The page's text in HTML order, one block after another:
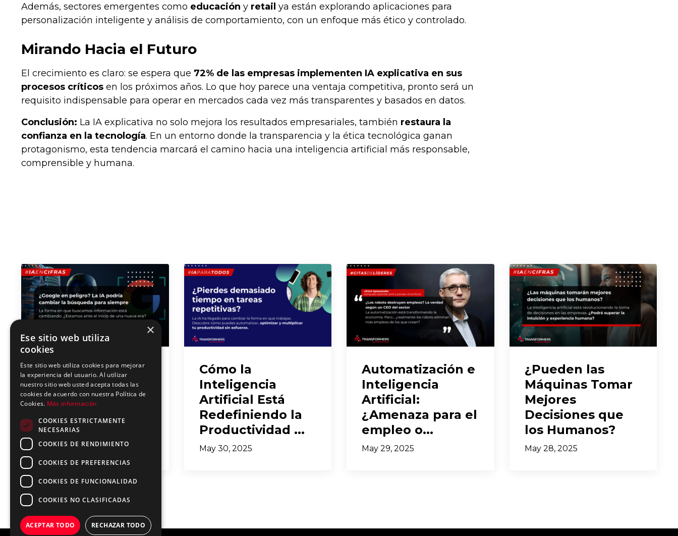
Además, sectores emergentes como educación y retail ya están explorando aplicaciones para
personalización inteligente y análisis de comportamiento, con un enfoque más ético y controlado.
Mirando Hacia el Futuro
El crecimiento es claro: se espera que 72% de las empresas implementen IA explicativa en sus
procesos críticos en los próximos años. Lo que hoy parece una ventaja competitiva, pronto será un
requisito indispensable para operar en mercados cada vez más transparentes y basados en datos.
Conclusión: La IA explicativa no solo mejora los resultados empresariales, también restaura la
confianza en la tecnología. En un entorno donde la transparencia y la ética tecnológica ganan
protagonismo, esta tendencia marcará el camino hacia una inteligencia artificial más responsable,
comprensible y humana.
¿Está Cambiando
la Búsqueda para
Siempre? El
Desafío de la IA a
Google
May 31, 2025
Cómo la
Inteligencia
Artificial Está
Redefiniendo la
Productividad ...
May 30, 2025
Automatización e
Inteligencia
Artificial:
¿Amenaza para el
empleo o...
May 29, 2025
¿Pueden las
Máquinas Tomar
Mejores
Decisiones que
los Humanos?
May 28, 2025
×
Ese sitio web utiliza
cookies
Este sitio web utiliza cookies para mejorar
la experiencia del usuario. Al utilizar
nuestro sitio web usted acepta todas las
cookies de acuerdo con nuestra Política de
Cookies. Más información
COOKIES ESTRICTAMENTE
NECESARIAS
COOKIES DE RENDIMIENTO
COOKIES DE PREFERENCIAS
COOKIES DE FUNCIONALIDAD
COOKIES NO CLASIFICADAS
ACEPTAR TODO RECHAZAR TODO